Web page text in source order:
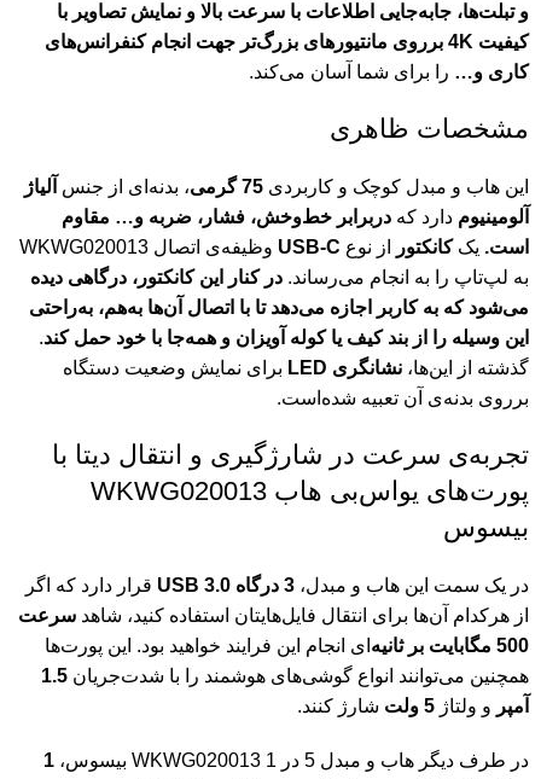
و تبلت‌ها، جابه‌جایی اطلاعات با سرعت بالا و نمایش تصاویر با
کیفیت 4K برروی مانتیورهای بزرگ‌تر جهت انجام کنفرانس‌های
کاری و… را برای شما آسان می‌کند.
مشخصات ظاهری
این هاب و مبدل کوچک و کاربردی 75 گرمی ، بدنه‌ای از جنس آلیاژ
آلومینیوم دارد که دربرابر خط‌وخش، فشار، ضربه و… مقاوم
است. یککانکتور از نوع USB-C
وظیفه‌ی اتصال WKWG020013
به لپ‌تاپ را به انجام می‌رساند. در کنار این کانکتور، درگاهی دیده
می‌شود که به کاربر اجازه می‌دهد تا با اتصال آن‌ها به‌هم، به‌راحتی
این وسیله را از بند کیف یا کوله آویزان و همه‌جا با خود حمل کند.
گذشته از این‌ها، نشانگری LED
برای نمایش وضعیت دستگاه
برروی بدنه‌ی آن تعبیه شده‌است.
تجربه‌ی سرعت در شارژگیری و انتقال دیتا با
پورت‌های یواس‌بی هاب WKWG020013
بیسوس
در یک سمت این هاب و مبدل، 3 درگاه USB 3.0
قرار دارد که اگر
از هرکدام آن‌ها برای انتقال فایل‌هایتان استفاده کنید، شاهد سرعت
500 مگابایت بر ثانیه‌
ای انجام این فرایند خواهید بود. این پورت‌ها
همچنین می‌توانند انواع گوشی‌های هوشمند را با شدت‌جریان 1.5
آمپر و ولتاژ 5 ولت شارژ کنند.
در طرف دیگر هاب و مبدل 5 در 1 WKWG020013 بیسوس،
1